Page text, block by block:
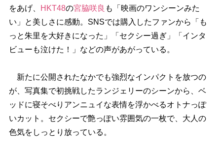
をあげ、
HKT48の宮脇咲良 も「映画のワンシーンみた
い」と美しさに感動。SNSでは購入したファンから「も
っと朱里を大好きになった」「セクシー過ぎ」「インタ
ビューも泣けた！」などの声があがっている。
新たに公開されたなかでも強烈なインパクトを放つの
が、写真集で初挑戦したランジェリーのシーンから、ベ
ッドに寝そべりアンニュイな表情を浮かべるオトナっぽ
いカット。セクシーで艶っぽい雰囲気の一枚で、大人の
色気をしっとり放っている。